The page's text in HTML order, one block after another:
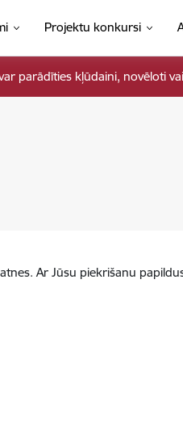
Projektu konkursi
parādīties kļūdaini, novēloti
Ar Jūsu piekrišanu